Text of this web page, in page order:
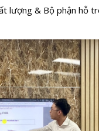
lượng & Bộ phận hỗ